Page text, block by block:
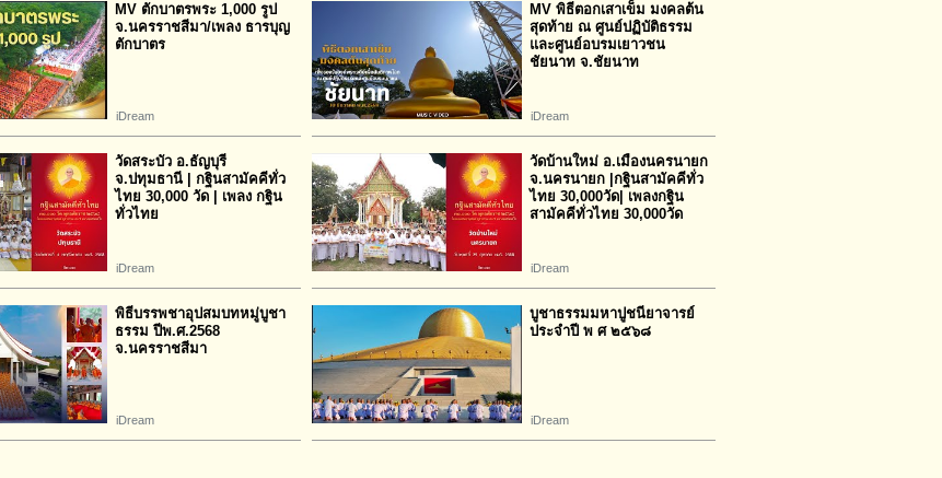
MV ตักบาตรพระ 1,000 รูป
จ.นครราชสีมา/เพลง ธารบุญ
ตักบาตร
iDream
MV พิธีตอกเสาเข็ม มงคลต้น
สุดท้าย ณ ศูนย์ปฏิบัติธรรม
และศูนย์อบรมเยาวชน
ชัยนาท จ.ชัยนาท
iDream
วัดสระบัว อ.ธัญบุรี
จ.ปทุมธานี | กฐินสามัคคีทั่ว
ไทย 30,000 วัด | เพลง กฐิน
ทั่วไทย
iDream
วัดบ้านใหม่ อ.เมืองนครนายก
จ.นครนายก |กฐินสามัคคีทั่ว
ไทย 30,000วัด| เพลงกฐิน
สามัคคีทั่วไทย 30,000วัด
iDream
พิธีบรรพชาอุปสมบทหมู่บูชา
ธรรม ปีพ.ศ.2568
จ.นครราชสีมา
iDream
บูชาธรรมมหาปูชนียาจารย์
ประจำปี พ ศ ๒๕๖๘
iDream